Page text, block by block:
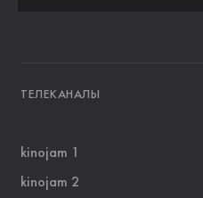
ТЕЛЕКАНАЛЫ
kinojam 1
kinojam 2